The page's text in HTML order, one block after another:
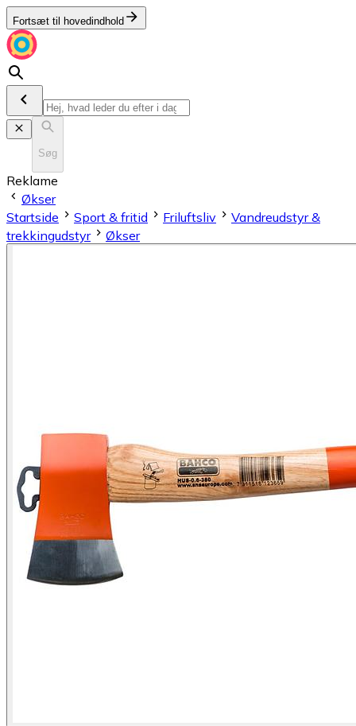
Fortsæt til hovedindhold
Søg
Reklame
Økser
Startside
Sport & fritid Friluftsliv
Vandreudstyr &
trekkingudstyr
Økser